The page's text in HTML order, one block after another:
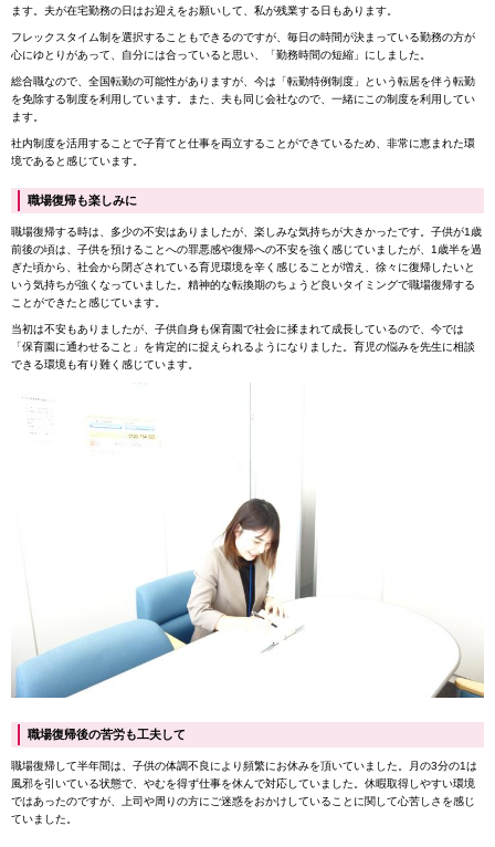
ます。夫が在宅勤務の日はお迎えをお願いして、私が残業する日もあります。
フレックスタイム制を選択することもできるのですが、毎日の時間が決まっている勤務の方が
心にゆとりがあって、自分には合っていると思い、「勤務時間の短縮」にしました。
総合職なので、全国転勤の可能性がありますが、今は「転勤特例制度」という転居を伴う転勤
を免除する制度を利用しています。また、夫も同じ会社なので、一緒にこの制度を利用してい
ます。
社内制度を活用することで子育てと仕事を両立することができているため、非常に恵まれた環
境であると感じています。
職場復帰も楽しみに
職場復帰する時は、多少の不安はありましたが、楽しみな気持ちが大きかったです。子供が1歳
前後の頃は、子供を預けることへの罪悪感や復帰への不安を強く感じていましたが、1歳半を過
ぎた頃から、社会から閉ざされている育児環境を辛く感じることが増え、徐々に復帰したいと
いう気持ちが強くなっていました。精神的な転換期のちょうど良いタイミングで職場復帰する
ことができたと感じています。
当初は不安もありましたが、子供自身も保育園で社会に揉まれて成長しているので、今では
「保育園に通わせること」を肯定的に捉えられるようになりました。育児の悩みを先生に相談
できる環境も有り難く感じています。
職場復帰後の苦労も工夫して
職場復帰して半年間は、子供の体調不良により頻繁にお休みを頂いていました。月の3分の1は
風邪を引いている状態で、やむを得ず仕事を休んで対応していました。休暇取得しやすい環境
ではあったのですが、上司や周りの方にご迷惑をおかけしていることに関して心苦しさを感じ
ていました。